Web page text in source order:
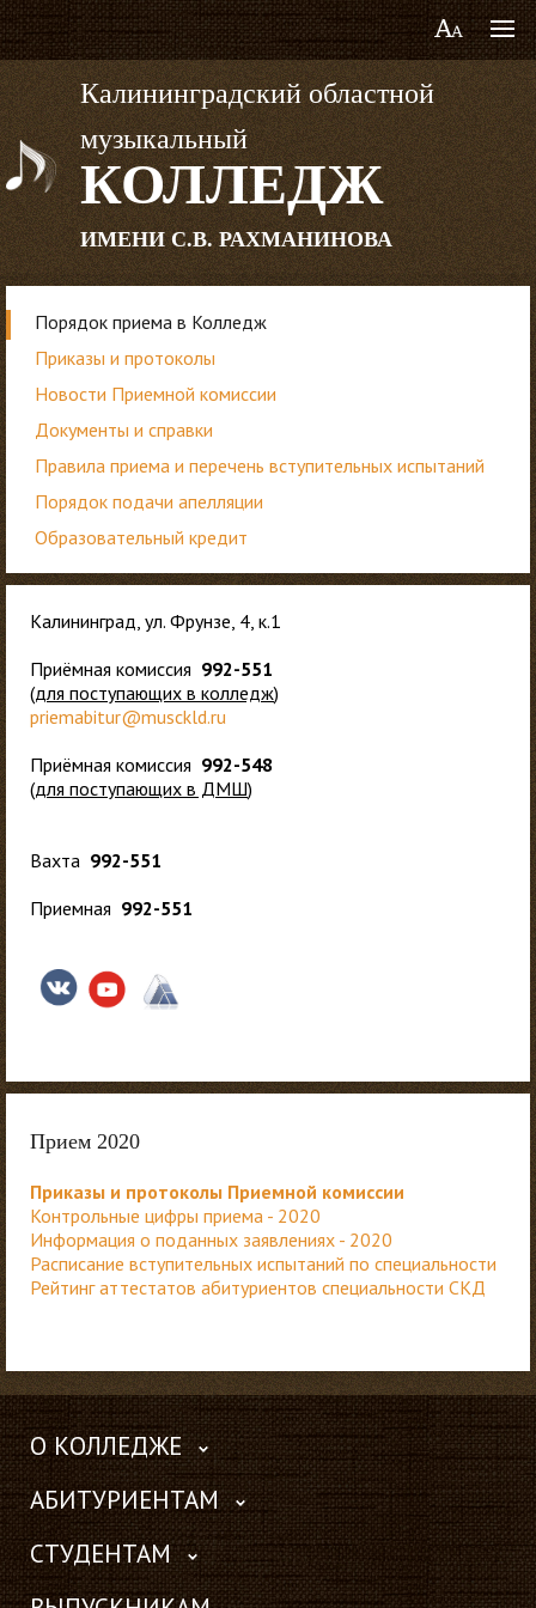
Калининградский областной
музыкальный
КОЛЛЕДЖ
ИМЕНИ С.В. РАХМАНИНОВА
Порядок приема в Колледж
Приказы и протоколы
Новости Приемной комиссии
Документы и справки
Правила приема и перечень вступительных испытаний
Порядок подачи апелляции
Образовательный кредит
Калининград, ул. Фрунзе, 4, к.1
Приёмная комиссия 992-551
(для поступающих в колледж)
priemabitur@musckld.ru
Приёмная комиссия 992-548
(для поступающих в ДМШ)
Вахта 992-551
Приемная 992-551
Прием 2020
Приказы и протоколы Приемной комиссии
Контрольные цифры приема - 2020
Информация о поданных заявлениях - 2020
Расписание вступительных испытаний по специальности
Рейтинг аттестатов абитуриентов специальности СКД
О КОЛЛЕДЖЕ
АБИТУРИЕНТАМ
СТУДЕНТАМ